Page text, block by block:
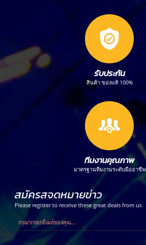
รับประกัน
สินค้า ของแท้ 100%
ทีมงานคุณภาพ
มาตรฐานทีมงานระดับมืออาชีพ
สมัครสจดหมายข่าว
Please register to receive these great deals from us